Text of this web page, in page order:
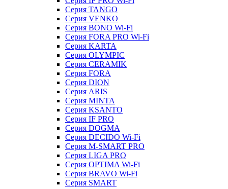
Серия TANGO
Серия VENKO
Серия BONO Wi-Fi
Серия FORA PRO Wi-Fi
Серия KARTA
Серия OLYMPIC
Серия CERAMIK
Серия FORA
Серия DION
Серия ARIS
Серия MINTA
Серия KSANTO
Серия IF PRO
Серия DOGMA
Серия DECIDO Wi-Fi
Серия M-SMART PRO
Серия LIGA PRO
Серия OPTIMA Wi-Fi
Серия BRAVO Wi-Fi
Серия SMART